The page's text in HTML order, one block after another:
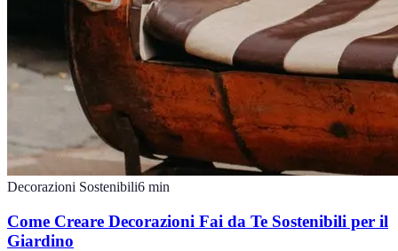
Decorazioni Sostenibili6 min
Come Creare Decorazioni Fai da Te Sostenibili per il
Giardino